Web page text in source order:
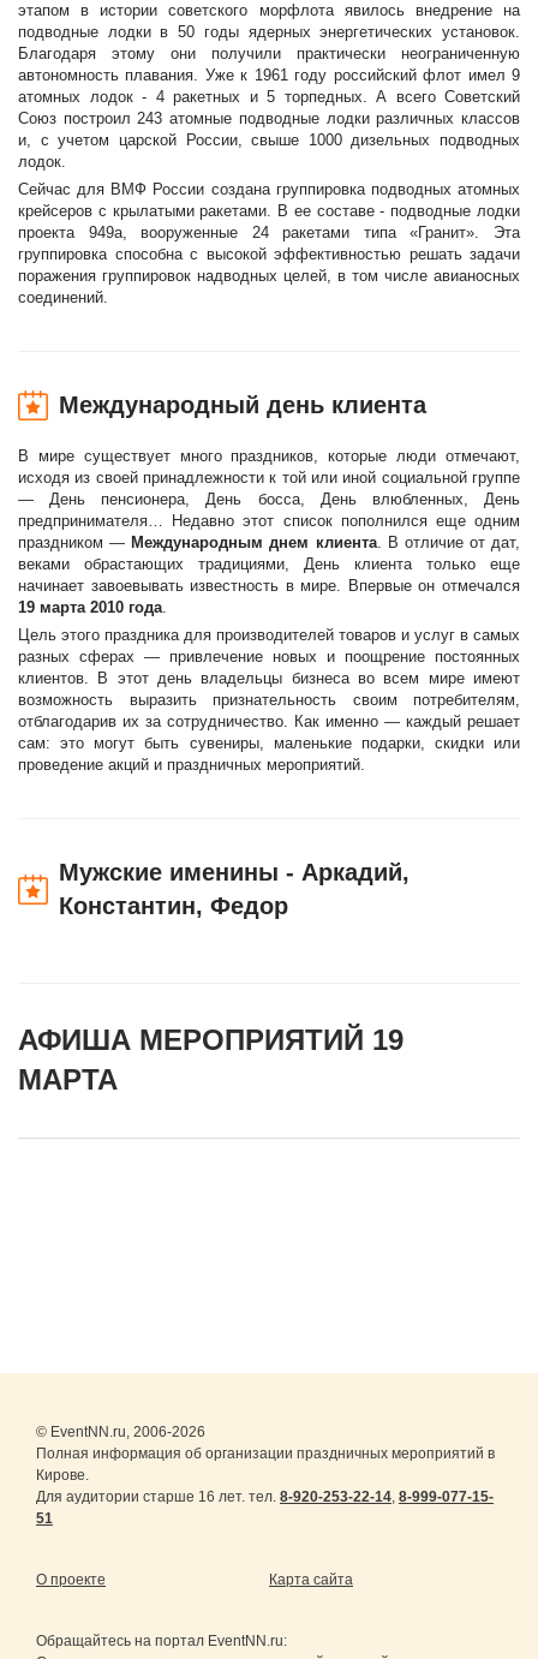
этапом в истории советского морфлота явилось внедрение на
подводные лодки в 50 годы ядерных энергетических установок.
Благодаря этому они получили практически неограниченную
автономность плавания. Уже к 1961 году российский флот имел 9
атомных лодок - 4 ракетных и 5 торпедных. А всего Советский
Союз построил 243 атомные подводные лодки различных классов
и, с учетом царской России, свыше 1000 дизельных подводных
лодок.
Сейчас для ВМФ России создана группировка подводных атомных
крейсеров с крылатыми ракетами. В ее составе - подводные лодки
проекта 949а, вооруженные 24 ракетами типа «Гранит». Эта
группировка способна с высокой эффективностью решать задачи
поражения группировок надводных целей, в том числе авианосных
соединений.
Международный день клиента
В мире существует много праздников, которые люди отмечают,
исходя из своей принадлежности к той или иной социальной группе
— День пенсионера, День босса, День влюбленных, День
предпринимателя… Недавно этот список пополнился еще одним
праздником — Международным днем клиента. В отличие от дат,
веками обрастающих традициями, День клиента только еще
начинает завоевывать известность в мире. Впервые он отмечался
19 марта 2010 года.
Цель этого праздника для производителей товаров и услуг в самых
разных сферах — привлечение новых и поощрение постоянных
клиентов. В этот день владельцы бизнеса во всем мире имеют
возможность выразить признательность своим потребителям,
отблагодарив их за сотрудничество. Как именно — каждый решает
сам: это могут быть сувениры, маленькие подарки, скидки или
проведение акций и праздничных мероприятий.
Мужские именины - Аркадий,
Константин, Федор
АФИША МЕРОПРИЯТИЙ 19
МАРТА
© EventNN.ru, 2006-2026
Полная информация об организации праздничных мероприятий в
Кирове.
Для аудитории старше 16 лет. тел. 8-920-253-22-14, 8-999-077-15-
51
О проекте Карта сайта
Обращайтесь на портал EventNN.ru: